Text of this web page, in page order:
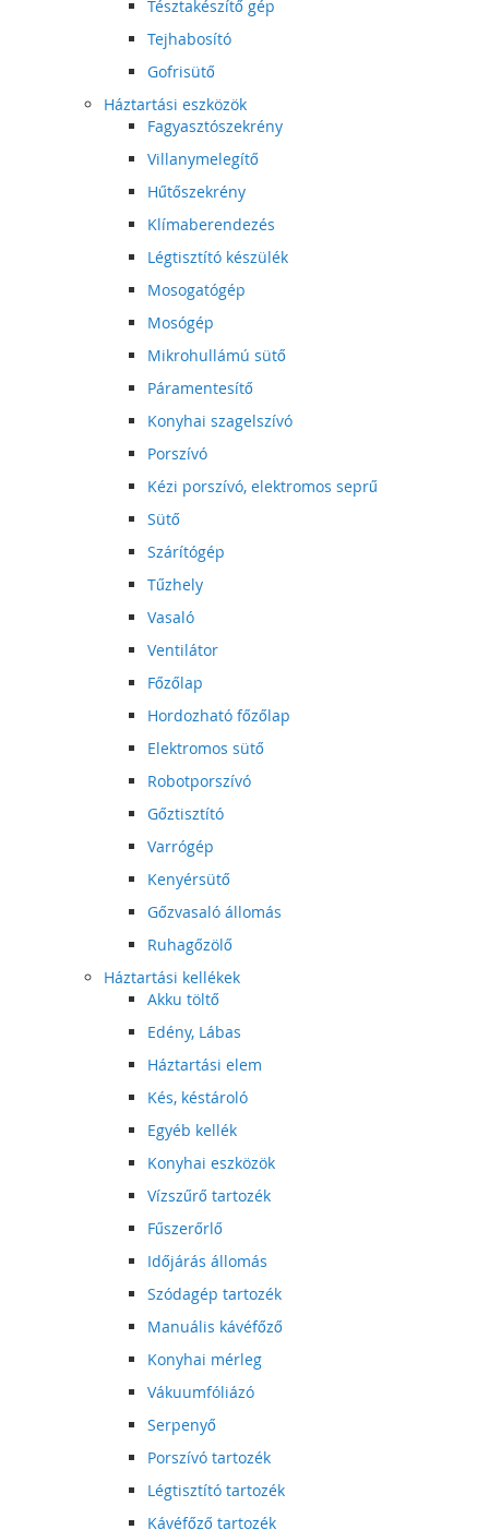
Tésztakészítő gép
Tejhabosító
Gofrisütő
Háztartási eszközök
Fagyasztószekrény
Villanymelegítő
Hűtőszekrény
Klímaberendezés
Légtisztító készülék
Mosogatógép
Mosógép
Mikrohullámú sütő
Páramentesítő
Konyhai szagelszívó
Porszívó
Kézi porszívó, elektromos seprű
Sütő
Szárítógép
Tűzhely
Vasaló
Ventilátor
Főzőlap
Hordozható főzőlap
Elektromos sütő
Robotporszívó
Gőztisztító
Varrógép
Kenyérsütő
Gőzvasaló állomás
Ruhagőzölő
Háztartási kellékek
Akku töltő
Edény, Lábas
Háztartási elem
Kés, késtároló
Egyéb kellék
Konyhai eszközök
Vízszűrő tartozék
Fűszerőrlő
Időjárás állomás
Szódagép tartozék
Manuális kávéfőző
Konyhai mérleg
Vákuumfóliázó
Serpenyő
Porszívó tartozék
Légtisztító tartozék
Kávéfőző tartozék